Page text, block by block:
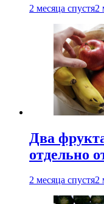
2 месяца спустя2
Два
отдельно
2 месяца спустя2